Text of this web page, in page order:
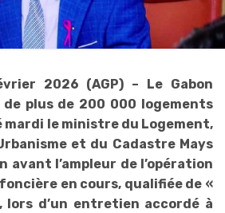
2026 (AGP) – Le Gabon
plus de 200 000 logements
mardi le ministre du Logement,
et du Cadastre Mays
avant l’ampleur de l’opération
en cours, qualifiée de «
lors d’un entretien accordé à